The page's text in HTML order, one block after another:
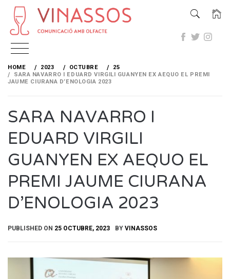
Skip
content
HOME 2023 OCTUBRE
25
SARA NAVARRO I EDUARD VIRGILI GUANYEN EX AEQUO EL PREMI
JAUME CIURANA D’ENOLOGIA 2023
SARA NAVARRO I
EDUARD VIRGILI
GUANYEN EX AEQUO EL
PREMI JAUME CIURANA
D’ENOLOGIA 2023
PUBLISHED ON 25 OCTUBRE, 2023 BY VINASSOS